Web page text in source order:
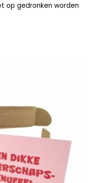
op gedronken worden